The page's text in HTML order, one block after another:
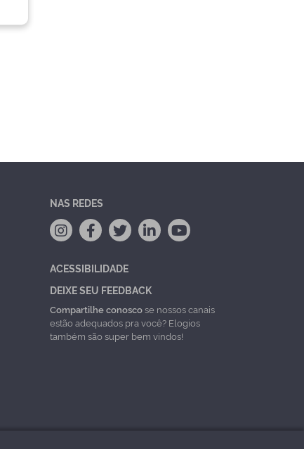
NAS REDES
ACESSIBILIDADE
DEIXE SEU FEEDBACK
Compartilhe conoscose nossos canais
estão adequados pra você? Elogios
também são super bem vindos!